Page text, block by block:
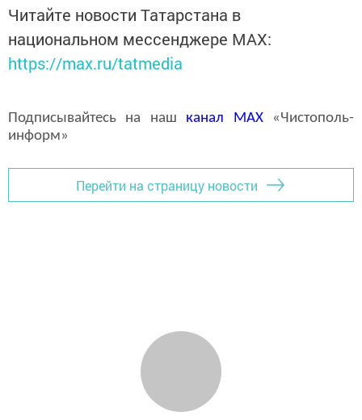
Читайте новости Татарстана в
национальном мессенджере MАХ:
https://max.ru/tatmedia
Подписывайтесь на наш канал MAX«Чистополь-
информ»
Перейти на страницу новости